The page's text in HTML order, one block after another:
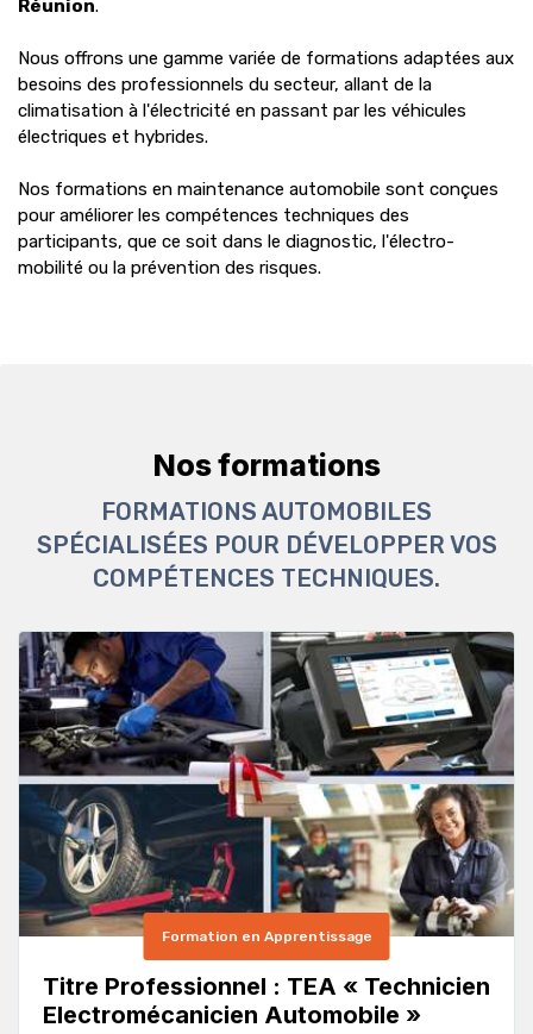
Réunion.
Nous offrons une gamme variée de formations adaptées aux
besoins des professionnels du secteur, allant de la
climatisation à l'électricité en passant par les véhicules
électriques et hybrides.
Nos formations en maintenance automobile sont conçues
pour améliorer les compétences techniques des
participants, que ce soit dans le diagnostic, l'électro-
mobilité ou la prévention des risques.
Nos formations
FORMATIONS AUTOMOBILES
SPÉCIALISÉES POUR DÉVELOPPER VOS
COMPÉTENCES TECHNIQUES.
Formation en Apprentissage
Titre Professionnel : TEA « Technicien
Electromécanicien Automobile »